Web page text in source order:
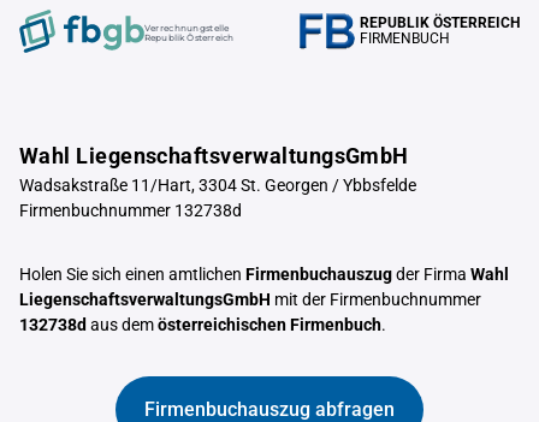
Verrechnungstelle
Republik Österreich
REPUBLIK ÖSTERREICH
FIRMENBUCH
Wahl LiegenschaftsverwaltungsGmbH
Wadsakstraße 11/Hart, 3304 St. Georgen / Ybbsfelde
Firmenbuchnummer 132738d
Holen Sie sich einen amtlichen Firmenbuchauszugder Firma Wahl
LiegenschaftsverwaltungsGmbH mit der Firmenbuchnummer
132738d aus demösterreichischen Firmenbuch.
Firmenbuchauszug abfragen